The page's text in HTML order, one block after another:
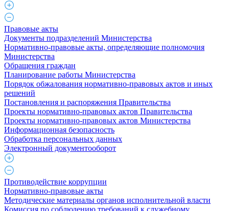
Правовые акты
Документы подразделений Министерства
Нормативно-правовые акты, определяющие полномочия
Министерства
Обращения граждан
Планирование работы Министерства
Порядок обжалования нормативно-правовых актов и иных
решений
Постановления и распоряжения Правительства
Проекты нормативно-правовых актов Правительства
Проекты нормативно-правовых актов Министерства
Информационная безопасность
Обработка персональных данных
Электронный документооборот
Противодействие коррупции
Нормативно-правовые акты
Методические материалы органов исполнительной власти
Комиссия по соблюдению требований к служебному